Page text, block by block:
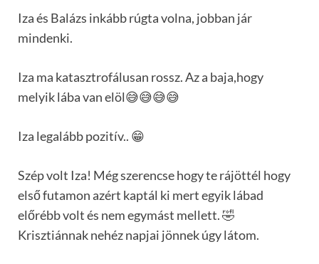
Iza és Balázs inkább rúgta volna, jobban jár
mindenki.
Iza ma katasztrofálusan rossz. Az a baja,hogy
melyik lába van elöl😅😅😅😅
Iza legalább pozitív.. 😁
Szép volt Iza! Még szerencse hogy te rájöttél hogy
első futamon azért kaptál ki mert egyik lábad
előrébb volt és nem egymást mellett. 🤣
Krisztiánnak nehéz napjai jönnek úgy látom.